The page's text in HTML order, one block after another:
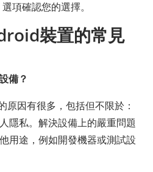
項確認您的選擇。
裝置的常見
備？
因有很多，包括但不限於：
隱私。解決設備上的嚴重問題
用途，例如開發機器或測試設